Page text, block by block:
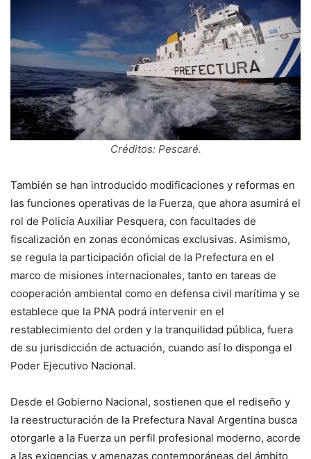
Créditos: Pescaré.
También se han introducido modificaciones y reformas en
las funciones operativas de la Fuerza, que ahora asumirá el
rol de Policía Auxiliar Pesquera, con facultades de
fiscalización en zonas económicas exclusivas. Asimismo,
se regula la participación oficial de la Prefectura en el
marco de misiones internacionales, tanto en tareas de
cooperación ambiental como en defensa civil marítima y se
establece que la PNA podrá intervenir en el
restablecimiento del orden y la tranquilidad pública, fuera
de su jurisdicción de actuación, cuando así lo disponga el
Poder Ejecutivo Nacional.
Desde el Gobierno Nacional, sostienen que el rediseño y
la reestructuración de la Prefectura Naval Argentina busca
otorgarle a la Fuerza un perfil profesional moderno, acorde
a las exigencias y amenazas contemporáneas del ámbito